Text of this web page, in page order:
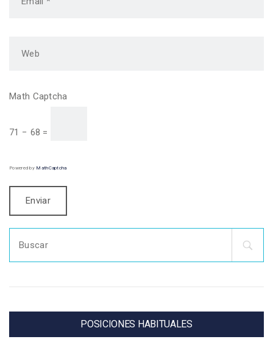
Math Captcha
71 − 68 =
Powered by MathCaptcha
for:
POSICIONES HABITUALES